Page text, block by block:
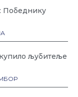
Победнику
љубитеље